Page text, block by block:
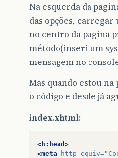
Na esquerda da
das opções, carregar
no centro da pagina
método(inseri um
mensagem no
Mas quando estou
o código e desde já
index.xhtml:
<h:head>
<meta
http-equiv=